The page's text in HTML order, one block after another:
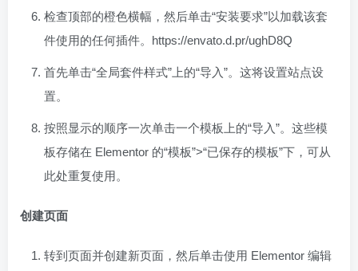
检查顶部的橙色横幅，然后单击“安装要求”以加载该套
件使用的任何插件。https://envato.d.pr/ughD8Q
首先单击“全局套件样式”上的“导入”。这将设置站点设
置。
按照显示的顺序一次单击一个模板上的“导入”。这些模
板存储在 Elementor 的“模板”>“已保存的模板”下，可从
此处重复使用。
创建页面
转到页面并创建新页面，然后单击使用 Elementor 编辑